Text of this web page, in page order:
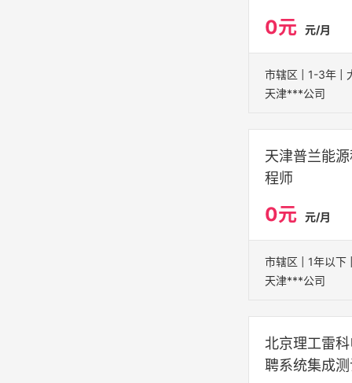
0元 元/月
天津***公司
天津普兰能
程师
0元 元/月
天津***公司
北京理工雷
聘系统集成